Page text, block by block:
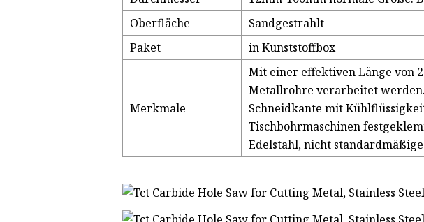
Oberfläche
Sandgestrahlt
Paket
in Kunststoffbox
Merkmale
Mit einer effektiven Länge von
Metallrohre verarbeitet
Schneidkante mit
Tischbohrmaschinen
Edelstahl, nicht